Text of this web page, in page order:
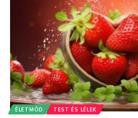
ÉLETMÓD TEST ÉS LÉLEK